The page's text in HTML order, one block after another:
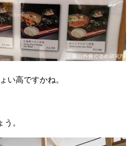
い高ですかね。
。